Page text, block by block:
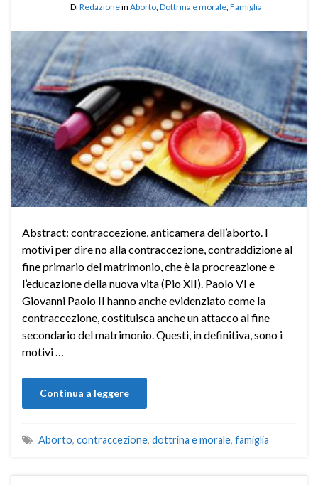
DiRedazionein Aborto Dottrina e morale Famiglia
Abstract: contraccezione, anticamera dell’aborto. I
motivi per dire no alla contraccezione, contraddizione al
fine primario del matrimonio, che è la procreazione e
l’educazione della nuova vita (Pio XII). Paolo VI e
Giovanni Paolo II hanno anche evidenziato come la
contraccezione, costituisca anche un attacco al fine
secondario del matrimonio. Questi, in definitiva, sono i
motivi …
Continua a leggere
Aborto, contraccezione, dottrina e morale, famiglia